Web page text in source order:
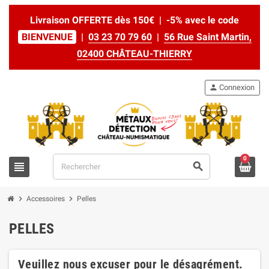
Livraison OFFERTE dès 150€ | -5% avec le code
BIENVENUE
| 03 23 70 79 60| 56 Rue Saint Martin,
02400 CHÂTEAU-THIERRY
view_headline search
person Connexion
0
chevron_right Accessoires chevron_right Pelles
PELLES
Veuillez nous excuser pour le désagrément.